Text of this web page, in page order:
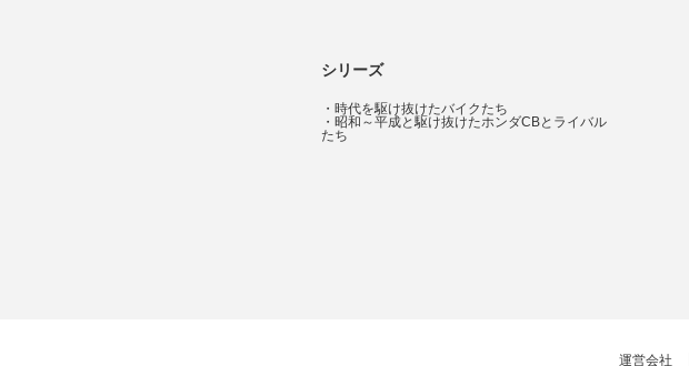
シリーズ
・ 時代を駆け抜けたバイクたち
・ 昭和～平成と駆け抜けたホンダCBとライバル
たち
運営会社